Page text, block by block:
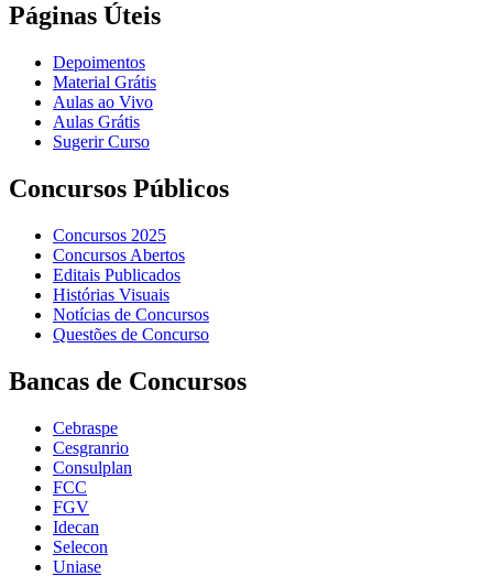
Páginas Úteis
Depoimentos
Material Grátis
Aulas ao Vivo
Aulas Grátis
Sugerir Curso
Concursos Públicos
Concursos 2025
Concursos Abertos
Editais Publicados
Histórias Visuais
Notícias de Concursos
Questões de Concurso
Bancas de Concursos
Cebraspe
Cesgranrio
Consulplan
FCC
FGV
Idecan
Selecon
Uniase